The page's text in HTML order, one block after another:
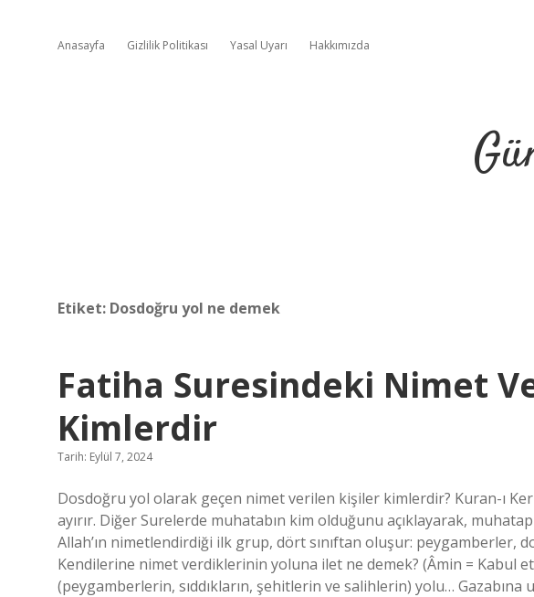
Anasayfa Gizlilik Politikası Yasal Uyarı Hakkımızda
Etiket: Dosdoğru yol ne demek
Fatiha Suresindeki Nimet
Kimlerdir
Tarih: Eylül 7, 2024
Dosdoğru yol olarak geçen nimet verilen kişiler kimlerdir? Kuran-ı
ayırır. Diğer Surelerde muhatabın kim olduğunu açıklayarak,
Allah’ın nimetlendirdiği ilk grup, dört sınıftan oluşur: peygamberler,
Kendilerine nimet verdiklerinin yoluna ilet ne demek? (Âmin = Kabul
(peygamberlerin, sıddıkların, şehitlerin ve salihlerin) yolu… Gazabına